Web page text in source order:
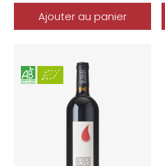
Ajouter au panier